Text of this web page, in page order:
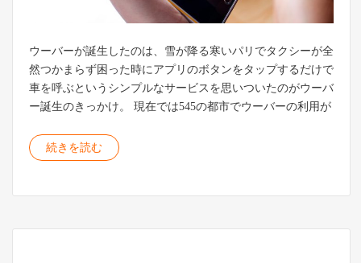
ウーバーが誕生したのは、雪が降る寒いパリでタクシーが全
然つかまらず困った時にアプリのボタンをタップするだけで
車を呼ぶというシンプルなサービスを思いついたのがウーバ
ー誕生のきっかけ。 現在では545の都市でウーバーの利用が
続きを読む